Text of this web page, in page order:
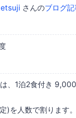
さんのブログ
、1泊2食付き
)を人数で割ります。